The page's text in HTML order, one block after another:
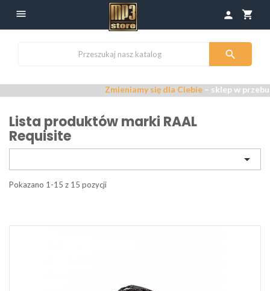
 shopping_cart
person

Zmieniamy się dla Ciebie– sklep w
Lista produktów marki RAAL
Requisite

Pokazano 1-15 z 15 pozycji